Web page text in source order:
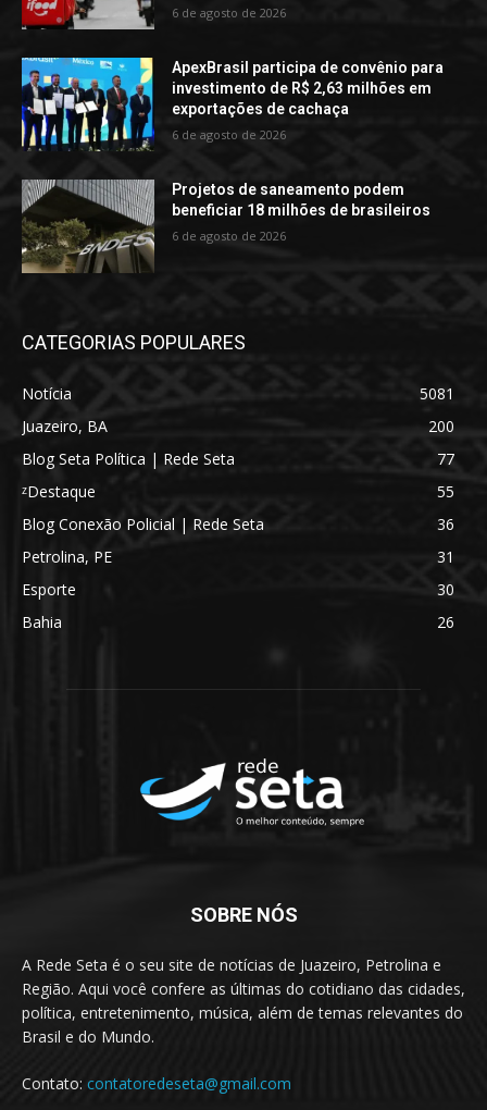
6 de agosto de 2026
ApexBrasil participa de convênio para
investimento de R$ 2,63 milhões em
exportações de cachaça
6 de agosto de 2026
Projetos de saneamento podem
beneficiar 18 milhões de brasileiros
6 de agosto de 2026
CATEGORIAS POPULARES
Notícia
5081
Juazeiro, BA
200
Blog Seta Política | Rede Seta
77
ᶻDestaque
55
Blog Conexão Policial | Rede Seta
36
Petrolina, PE
31
Esporte
30
Bahia
26
SOBRE NÓS
A Rede Seta é o seu site de notícias de Juazeiro, Petrolina e
Região. Aqui você confere as últimas do cotidiano das cidades,
política, entretenimento, música, além de temas relevantes do
Brasil e do Mundo.
Contato: contatoredeseta@gmail.com